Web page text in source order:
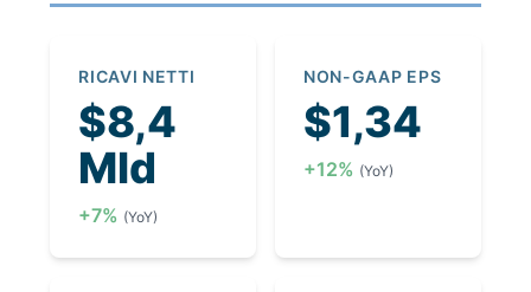
RICAVI NETTI
$8,4
Mld
+7% (YoY)
NON-GAAP EPS
$1,34
+12% (YoY)